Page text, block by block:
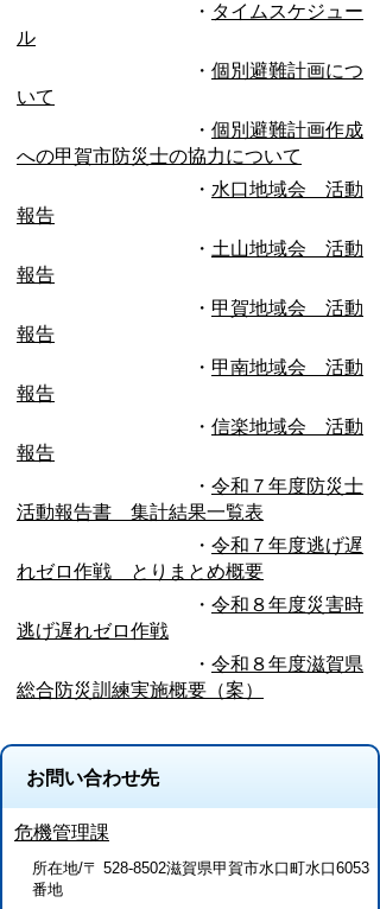
・ タイムスケジュー
ル
・ 個別避難計画につ
いて
・ 個別避難計画作成
への甲賀市防災士の協力について
・ 水口地域会 活動
報告
・ 土山地域会 活動
報告
・ 甲賀地域会 活動
報告
・ 甲南地域会 活動
報告
・ 信楽地域会 活動
報告
・ 令和７年度防災士
活動報告書 集計結果一覧表
・ 令和７年度逃げ遅
れゼロ作戦 とりまとめ概要
・ 令和８年度災害時
逃げ遅れゼロ作戦
・ 令和８年度滋賀県
総合防災訓練実施概要（案）
お問い合わせ先
危機管理課
所在地/〒 528-8502滋賀県甲賀市水口町水口6053
番地